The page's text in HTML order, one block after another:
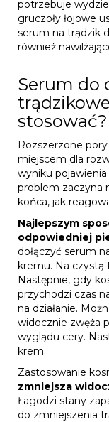
potrzebuje
gruczoły łojowe
serum na trądzik
również
Serum do
stosować?
Rozszerzone pory
miejscem dla
wyniku
problem zaczyna
końca, jak
Najlepszym
odpowiedniej
dołączyć serum
kremu. Na czystą
Następnie, gdy
przychodzi czas
na działanie.
widocznie zwęża
wyglądu cery.
krem.
Zastosowanie
zmniejsza
Łagodzi stany
do zmniejszenia